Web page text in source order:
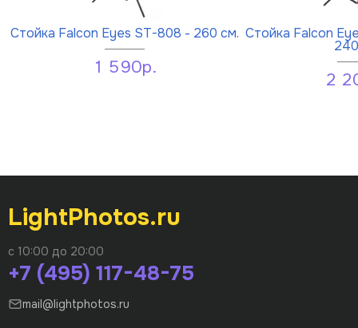
Стойка Falcon Eyes ST-808 - 260 см.
1 590р.
Стойка Falcon
2
LightPhotos.ru
с 10:00 до 20:00
+7 (495) 117-48-75
mail@lightphotos.ru